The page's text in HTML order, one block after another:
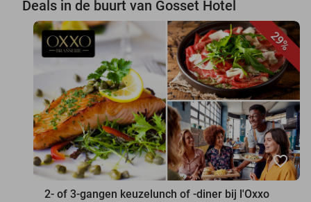
Deals in de buurt van Gosset Hotel
29%
favorite_border
2- of 3-gangen keuzelunch of -diner bij l'Oxxo